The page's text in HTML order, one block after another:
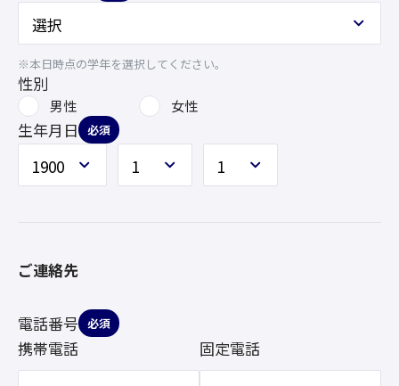
※本日時点の学年を選択してください。
性別
男性 女性
生年月日 必須
ご連絡先
電話番号 必須
携帯電話 固定電話